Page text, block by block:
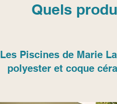
Quels
Les Piscines de Marie
polyester et coque